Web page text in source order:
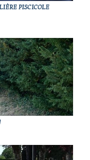
PISCICOLE